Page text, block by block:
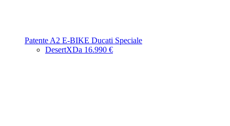
Patente A2 E-BIKE Ducati Speciale
DesertXDa 16.990 €